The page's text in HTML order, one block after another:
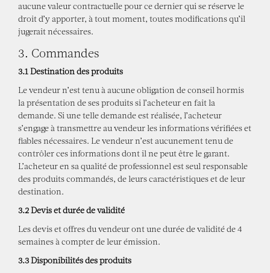
aucune valeur contractuelle pour ce dernier qui se réserve le
droit d’y apporter, à tout moment, toutes modifications qu’il
jugerait nécessaires.
3. Commandes
3.1 Destination des produits
Le vendeur n’est tenu à aucune obligation de conseil hormis
la présentation de ses produits si l’acheteur en fait la
demande. Si une telle demande est réalisée, l’acheteur
s’engage à transmettre au vendeur les informations vérifiées et
fiables nécessaires. Le vendeur n’est aucunement tenu de
contrôler ces informations dont il ne peut être le garant.
L’acheteur en sa qualité de professionnel est seul responsable
des produits commandés, de leurs caractéristiques et de leur
destination.
3.2 Devis et durée de validité
Les devis et offres du vendeur ont une durée de validité de 4
semaines à compter de leur émission.
3.3 Disponibilités des produits